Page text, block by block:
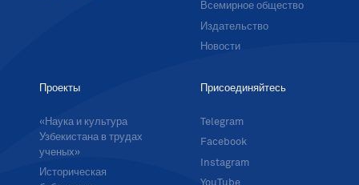
Всемирное общество
Издательство
Новости
Проекты
«Наука и культура
Узбекистана в трудах
ученых»
Историческая
Присоединяйтесь
Telegram
Facebook
Instagram